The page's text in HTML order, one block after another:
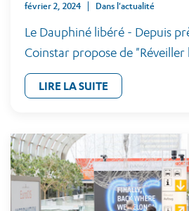
février 2, 2024 Dans l'actualité
Le Dauphiné libéré - Depuis
Coinstar propose de
LIRE LA SUITE